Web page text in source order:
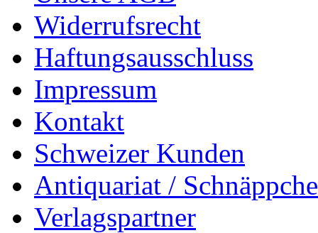
Widerrufsrecht
Haftungsausschluss
Impressum
Kontakt
Schweizer Kunden
Antiquariat /
Verlagspartner